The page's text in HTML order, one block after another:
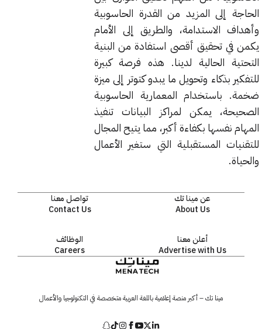
الحاجة إلى المزيد من القدرة الحاسوبية
وأهداف الاستدامة، والطريق إلى الأمام
يكمن في تحقيق أقصى استفادة من البنية
التحتية الحالية لدينا. هذه فرصة كبيرة
للتفكير بذكاء وتحويل ما يبدو كتوتر إلى ميزة
ضخمة. باستخدام المعمارية الحاسوبية
الصحيحة، يمكن لمراكز البيانات تنفيذ
المهام نفسها بكفاءة أكبر، مما يتيح المجال
للتقنيات المستقبلية التي ستغير الأعمال
والحياة.
عن مينا تك
About Us
تواصل معنا
Contact Us
أعلن معنا
Advertise with Us
الوظائف
Careers
مينا تك – أكبر منصة إعلامية باللغة العربية متخصصة في التكنولوجيا والأعمال